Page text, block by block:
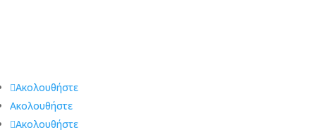
Ακολουθήστε
Ακολουθήστε
Ακολουθήστε